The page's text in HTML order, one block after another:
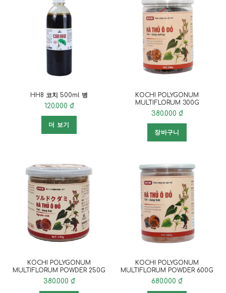
HH8 코치 500ml 병
120.000 ₫
더 보기
KOCHI POLYGONUM
MULTIFLORUM 300G
380.000 ₫
장바구니
KOCHI POLYGONUM
MULTIFLORUM POWDER 250G
380.000 ₫
KOCHI POLYGONUM
MULTIFLORUM POWDER 600G
680.000 ₫